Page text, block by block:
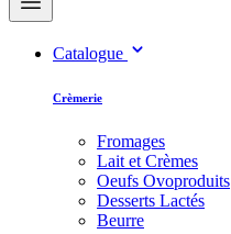
Catalogue
Crèmerie
Fromages
Lait et Crèmes
Oeufs Ovoproduits
Desserts Lactés
Beurre